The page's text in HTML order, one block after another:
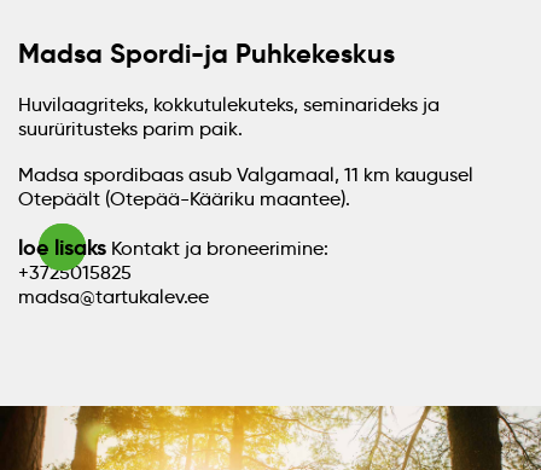
Madsa Spordi-ja Puhkekeskus
Huvilaagriteks, kokkutulekuteks, seminarideks ja
suurüritusteks parim paik.
Madsa spordibaas asub Valgamaal, 11 km kaugusel
Otepäält (Otepää-Kääriku maantee).
loe lisaks Kontakt ja broneerimine:
+3725015825
madsa@tartukalev.ee